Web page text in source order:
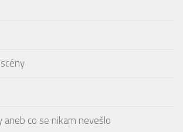
aneb co se nikam nevešlo